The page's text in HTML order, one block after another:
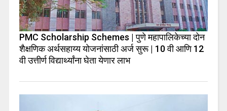
PMC Scholarship Schemes | पुणे महापालिकेच्या दोन
शैक्षणिक अर्थसहाय्य योजनांसाठी अर्ज सुरू | 10 वी आणि 12
वी उत्तीर्ण विद्यार्थ्यांना घेता येणार लाभ